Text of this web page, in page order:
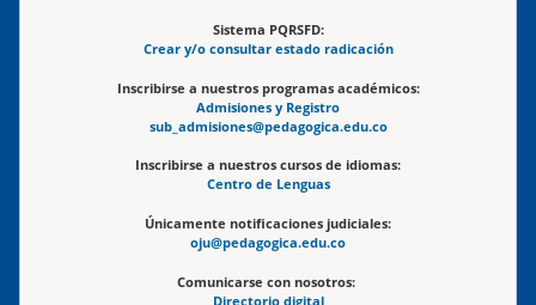
Sistema PQRSFD:
Crear y/o consultar estado radicación
Inscribirse a nuestros programas académicos:
Admisiones y Registro
sub_admisiones@pedagogica.edu.co
Inscribirse a nuestros cursos de idiomas:
Centro de Lenguas
Únicamente notificaciones judiciales:
oju@pedagogica.edu.co
Comunicarse con nosotros:
Directorio digital